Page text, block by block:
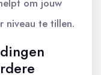
niveau te tillen.